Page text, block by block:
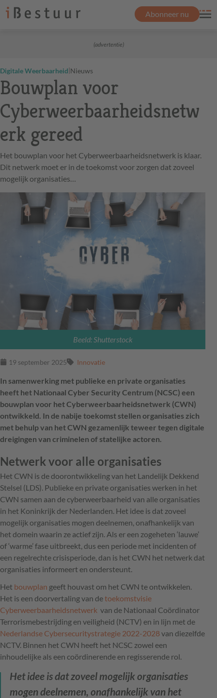
Abonneer nu
(advertentie)
Digitale Weerbaarheid|Nieuws
Bouwplan voor
Cyberweerbaarheidsnetw
erk gereed
Het bouwplan voor het Cyberweerbaarheidsnetwerk is klaar.
Dit netwerk moet er in de toekomst voor zorgen dat zoveel
mogelijk organisaties…
Beeld: Shutterstock
19 september 2025 Innovatie
In samenwerking met publieke en private organisaties
heeft het Nationaal Cyber Security Centrum (NCSC) een
bouwplan voor het Cyberweerbaarheidsnetwerk (CWN)
ontwikkeld. In de nabije toekomst stellen organisaties zich
met behulp van het CWN gezamenlijk teweer tegen digitale
dreigingen van criminelen of statelijke actoren.
Netwerk voor alle organisaties
Het CWN is de doorontwikkeling van het Landelijk Dekkend
Stelsel (LDS). Publieke en private organisaties werken in het
CWN samen aan de cyberweerbaarheid van alle organisaties
in het Koninkrijk der Nederlanden. Het idee is dat zoveel
mogelijk organisaties mogen deelnemen, onafhankelijk van
het domein waarin ze actief zijn. Als er een zogeheten ‘lauwe’
of ‘warme’ fase uitbreekt, dus een periode met incidenten of
een regelrechte crisisperiode, dan is het CWN het netwerk dat
organisaties informeert en ondersteunt.
Het bouwplan geeft houvast om het CWN te ontwikkelen.
Het is een doorvertaling van detoekomstvisie
Cyberweerbaarheidsnetwerk van de Nationaal Coördinator
Terrorismebestrijding en veiligheid (NCTV) en in lijn met de
Nederlandse Cybersecuritystrategie 2022-2028van diezelfde
NCTV. Binnen het CWN heeft het NCSC zowel een
inhoudelijke als een coördinerende en regisserende rol.
Het idee is dat zoveel mogelijk organisaties
mogen deelnemen, onafhankelijk van het